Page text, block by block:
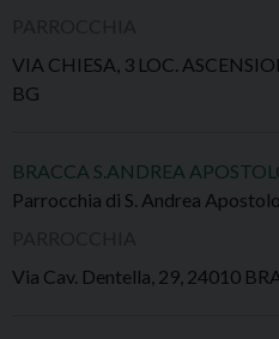
VIA CHIESA, 3 LOC.
BG
BRACCA S.ANDREA
Parrocchia di S. Andrea
Via Cav. Dentella, 29, 24010